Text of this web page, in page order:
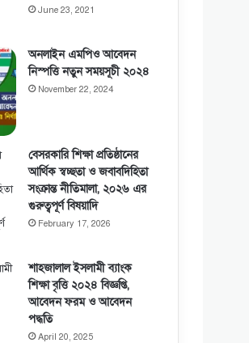
June 23, 2021
অনলাইন এমপিও আবেদন
নিস্পত্তি নতুন সময়সূচী ২০২৪
November 22, 2024
বেসরকারি শিক্ষা প্রতিষ্ঠানের
আর্থিক স্বচ্ছতা ও জবাবদিহিতা
সংক্রান্ত নীতিমালা, ২০২৬ এর
গুরুত্বপূর্ণ বিষয়াদি
February 17, 2026
শাহজালাল ইসলামী ব্যাংক
শিক্ষা বৃত্তি ২০২৪ বিজ্ঞপ্তি,
আবেদন ফরম ও আবেদন
পদ্ধতি
April 20, 2025